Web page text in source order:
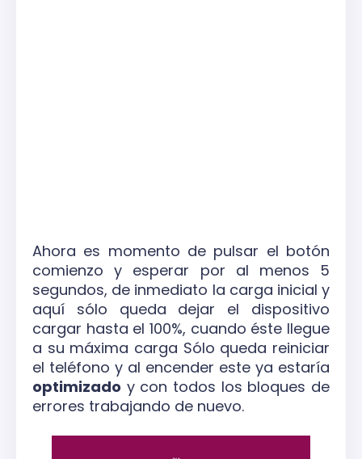
Ahora es momento de pulsar el botón
comienzo y esperar por al menos 5
segundos, de inmediato la carga inicial y
aquí sólo queda dejar el dispositivo
cargar hasta el 100%, cuando éste llegue
a su máxima carga Sólo queda reiniciar
el teléfono y al encender este ya estaría
optimizado y con todos los bloques de
errores trabajando de nuevo.